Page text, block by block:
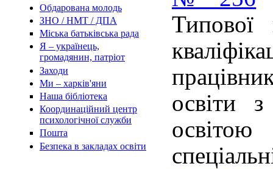
Обдарована молодь
ЗНО / НМТ / ДПА
Міська батьківська рада
Я – українець,
громадянин, патріот
Заходи
Ми – харків'яни
Наша бібліотека
Координаційний центр
психологічної служби
Пошта
Безпека в закладах освіти
Типової
освіти